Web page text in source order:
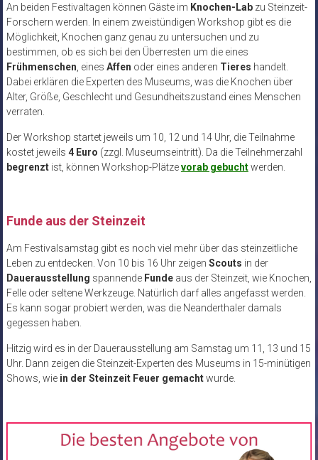
An beiden Festivaltagen können Gäste im Knochen-Labzu Steinzeit-
Forschern werden. In einem zweistündigen Workshop gibt es die
Möglichkeit, Knochen ganz genau zu untersuchen und zu
bestimmen, ob es sich bei den Überresten um die eines
Frühmenschen , eines Affen oder eines anderen Tieres handelt.
Dabei erklären die Experten des Museums, was die Knochen über
Alter, Größe, Geschlecht und Gesundheitszustand eines Menschen
verraten.
Der Workshop startet jeweils um 10, 12 und 14 Uhr, die Teilnahme
kostet jeweils 4 Euro (zzgl. Museumseintritt). Da die Teilnehmerzahl
begrenztist, können Workshop-Plätzevorab gebuchtwerden.
Funde aus der Steinzeit
Am Festivalsamstag gibt es noch viel mehr über das steinzeitliche
Leben zu entdecken. Von 10 bis 16 Uhr zeigen Scouts in der
Dauerausstellung spannende Fundeaus der Steinzeit, wie Knochen,
Felle oder seltene Werkzeuge. Natürlich darf alles angefasst werden.
Es kann sogar probiert werden, was die Neanderthaler damals
gegessen haben.
Hitzig wird es in der Dauerausstellung am Samstag um 11, 13 und 15
Uhr. Dann zeigen die Steinzeit-Experten des Museums in 15-minütigen
Shows, wiein der Steinzeit Feuer gemachtwurde.